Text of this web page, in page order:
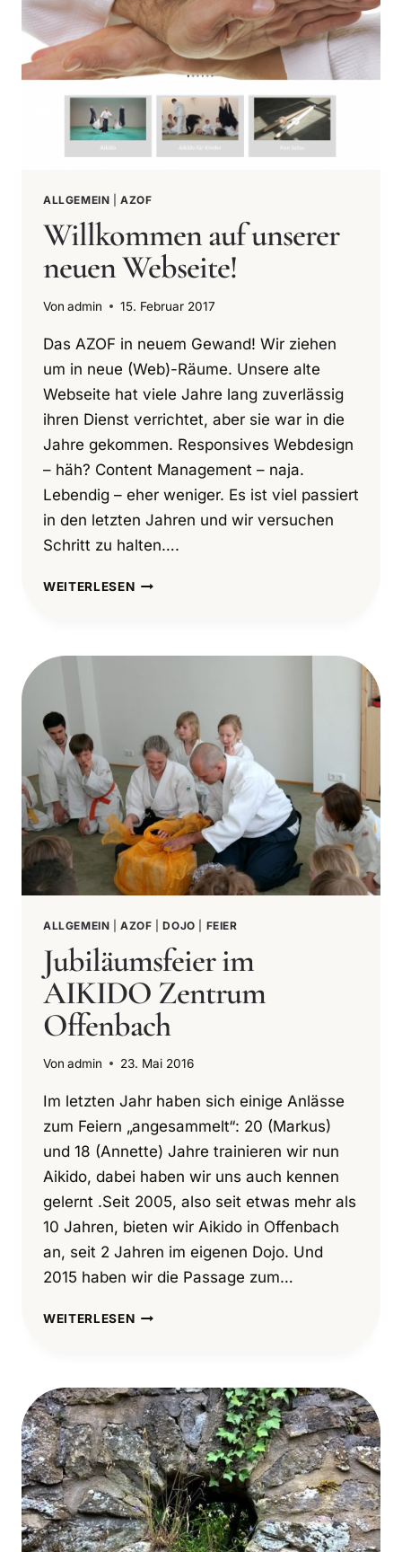
ALLGEMEIN |AZOF
Willkommen auf unserer
neuen Webseite!
Von admin 15. Februar 2017
Das AZOF in neuem Gewand! Wir ziehen
um in neue (Web)-Räume. Unsere alte
Webseite hat viele Jahre lang zuverlässig
ihren Dienst verrichtet, aber sie war in die
Jahre gekommen. Responsives Webdesign
– häh? Content Management – naja.
Lebendig – eher weniger. Es ist viel passiert
in den letzten Jahren und wir versuchen
Schritt zu halten….
WEITERLESENWILLKOMMEN
ALLGEMEIN |AZOF |DOJO FEIER
Jubiläumsfeier im
AIKIDO Zentrum
Offenbach
Von admin 23. Mai 2016
Im letzten Jahr haben sich einige Anlässe
zum Feiern „angesammelt“: 20 (Markus)
und 18 (Annette) Jahre trainieren wir nun
Aikido, dabei haben wir uns auch kennen
gelernt .Seit 2005, also seit etwas mehr als
10 Jahren, bieten wir Aikido in Offenbach
an, seit 2 Jahren im eigenen Dojo. Und
2015 haben wir die Passage zum…
WEITERLESENJUBILÄUMSFEIER
OFFENBACH